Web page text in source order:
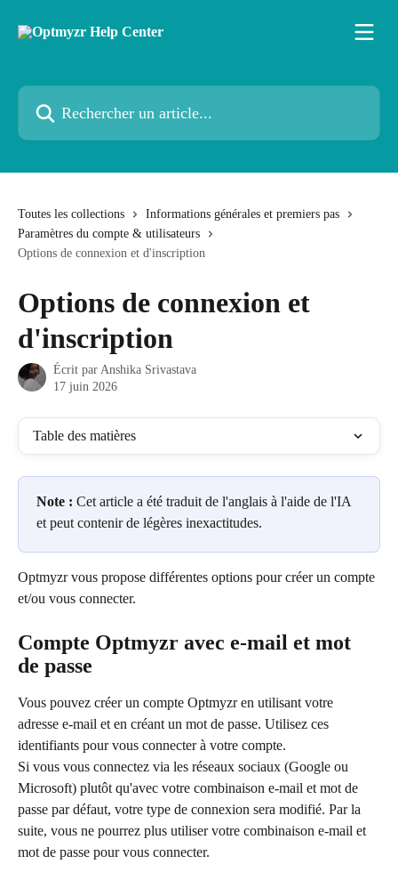
Rechercher un article...
Toutes les collections
Informations générales et premiers pas
Paramètres du compte & utilisateurs
Options de connexion et d'inscription
Options de connexion et
d'inscription
Écrit par Anshika Srivastava
17 juin 2026
Table des matières
Note : Cet article a été traduit de l'anglais à l'aide de l'IA
et peut contenir de légères inexactitudes.
Optmyzr vous propose différentes options pour créer un compte
et/ou vous connecter.
Compte Optmyzr avec e-mail et mot
de passe
Vous pouvez créer un compte Optmyzr en utilisant votre
adresse e-mail et en créant un mot de passe. Utilisez ces
identifiants pour vous connecter à votre compte.
Si vous vous connectez via les réseaux sociaux (Google ou
Microsoft) plutôt qu'avec votre combinaison e-mail et mot de
passe par défaut, votre type de connexion sera modifié. Par la
suite, vous ne pourrez plus utiliser votre combinaison e-mail et
mot de passe pour vous connecter.